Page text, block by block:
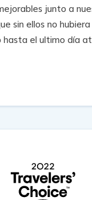
junto a
sin ellos no
hasta el ultimo día
explicando todo y
Sois geniales!
desde el
español.
te deja